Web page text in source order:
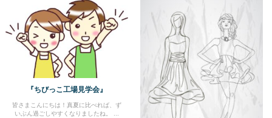
『ちびっこ工場見学会』
皆さまこんにちは！真夏に比べれば、ず
いぶん過ごしやすくなりましたね。 ...